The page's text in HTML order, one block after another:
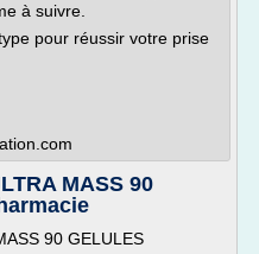
à suivre.
pour réussir votre prise
MASS 90
90 GELULES